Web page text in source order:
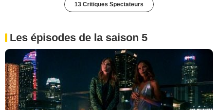
13 Critiques Spectateurs
Les épisodes de la saison 5